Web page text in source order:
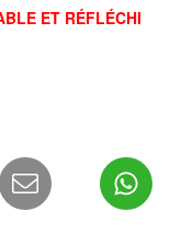
ET RÉFLÉCHI